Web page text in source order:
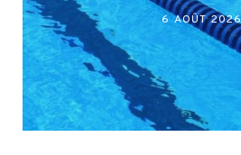
6 AOÛT 2026